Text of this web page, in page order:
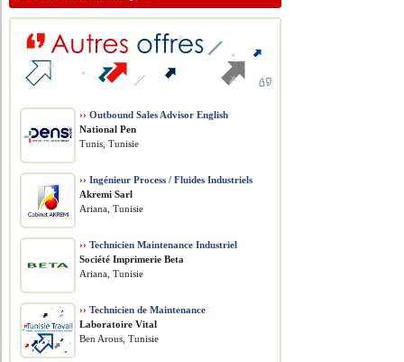
›› Outbound Sales Advisor English
National Pen
Tunis, Tunisie
›› Ingénieur Process / Fluides Industriels
Akremi Sarl
Ariana, Tunisie
›› Technicien Maintenance Industriel
Société Imprimerie Beta
Ariana, Tunisie
›› Technicien de Maintenance
Laboratoire Vital
Ben Arous, Tunisie